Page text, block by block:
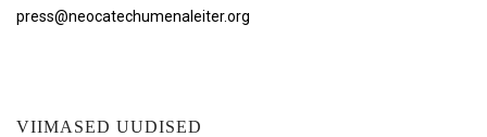
press@neocatechumenaleiter.org
VIIMASED UUDISED